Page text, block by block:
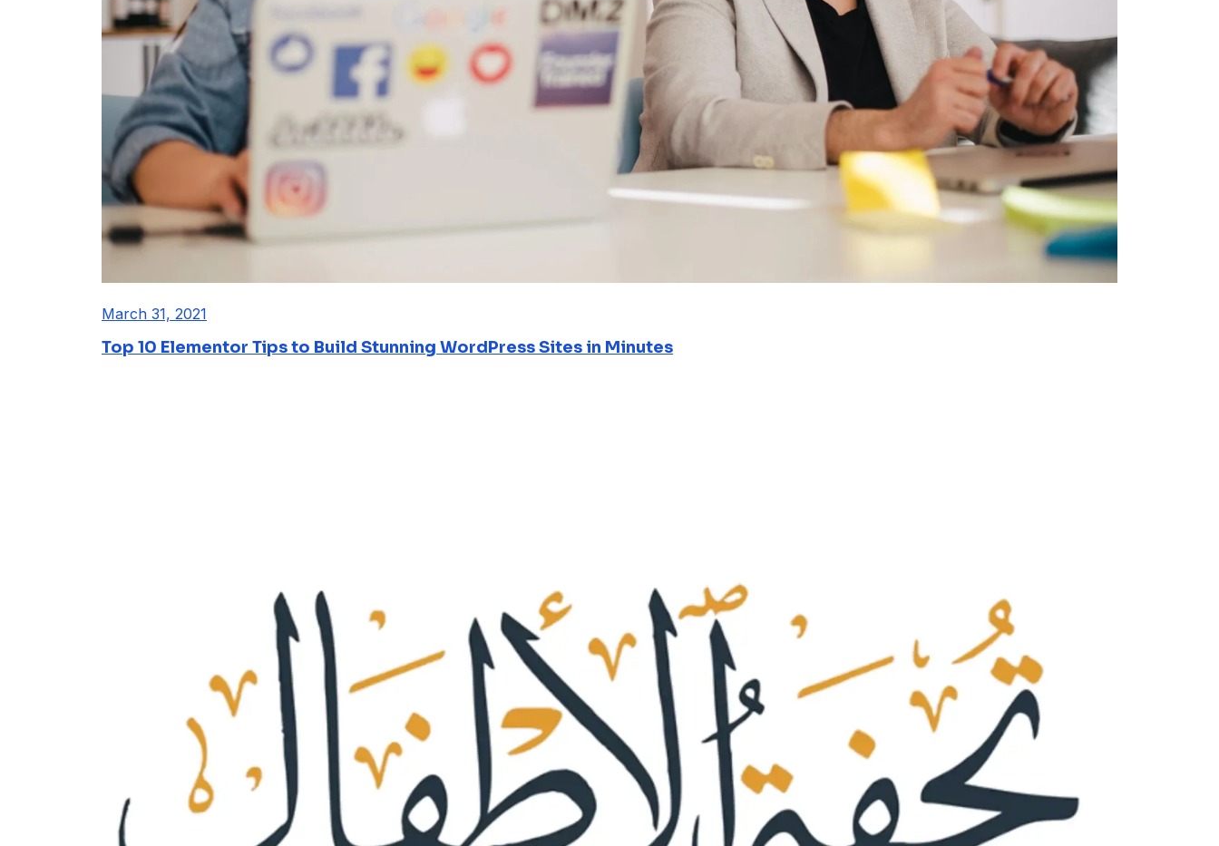
March 31, 2021
Top 10 Elementor Tips to Build Stunning WordPress Sites in Minutes